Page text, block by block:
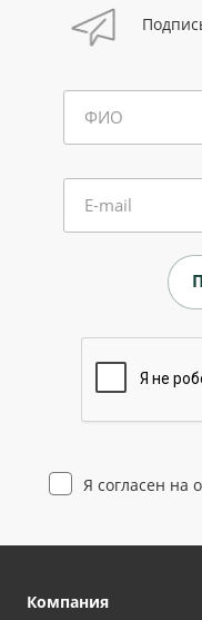
ФИО
E-mail
Я согласен на
Компания